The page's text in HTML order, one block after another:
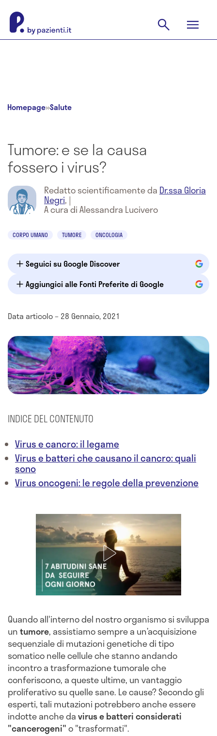
Homepage»Salute
Tumore: e se la causa
fossero i virus?
Redatto scientificamente da Dr.ssa Gloria
Negri, |
A cura di Alessandra Lucivero
CORPO UMANO TUMORE ONCOLOGIA
Seguici su Google Discover
Aggiungici alle Fonti Preferite di Google
Data articolo – 28 Gennaio, 2021
INDICE DEL CONTENUTO
Virus e cancro: il legame
Virus e batteri che causano il cancro: quali
sono
Virus oncogeni: le regole della prevenzione
Quando all'interno del nostro organismo si sviluppa
untumore, assistiamo sempre a un’acquisizione
sequenziale di mutazioni genetiche di tipo
somatico nelle cellule che stanno andando
incontro a trasformazione tumorale che
conferiscono, a queste ultime, un vantaggio
proliferativo su quelle sane. Le cause? Secondo gli
esperti, tali mutazioni potrebbero anche essere
indotte anche davirus e batteri considerati
"cancerogeni"o "trasformati".